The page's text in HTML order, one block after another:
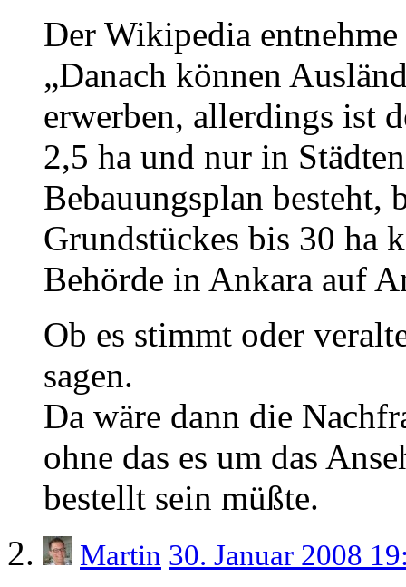
Der Wikipedia
„Danach können
erwerben, allerdings ist
2,5 ha und nur in
Bebauungsplan besteht,
Grundstückes bis 30 ha
Behörde in Ankara auf
Ob es stimmt oder
sagen.
Da wäre dann die
ohne das es um das
bestellt sein müßte.
Martin 30. Januar 2008